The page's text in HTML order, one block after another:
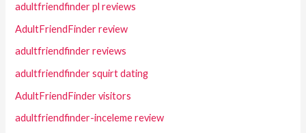
adultfriendfinder pl reviews
AdultFriendFinder review
adultfriendfinder reviews
adultfriendfinder squirt dating
AdultFriendFinder visitors
adultfriendfinder-inceleme review